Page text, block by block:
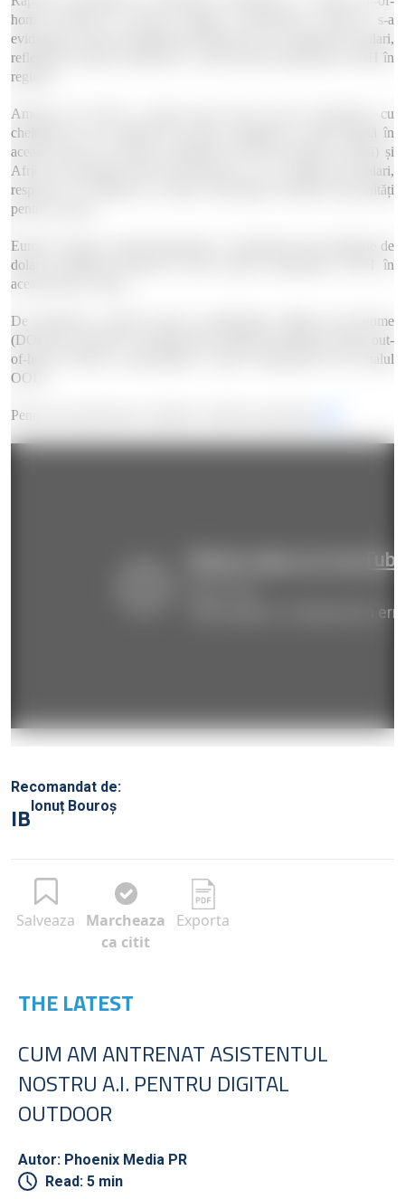
home (OOH) în diverse regiuni. Asia-Pacific (APAC) s-a
evidențiat ca lider, înregistrând cheltuieli de 16,2 miliarde de dolari,
reflectând creșterea puternică a cererii pentru publicitatea OOH în
regiune.
America de Nord a ocupat locul doi în acest clasament, cu
cheltuieli de 9,1 miliarde de dolari, subliniind o piață stabilă în
această zonă. În contrast, regiunile LATAM (America Latină) și
Africa au înregistrat cifre mai modeste, cu 1,2 miliarde de dolari,
respectiv 0,7 miliarde de dolari, deschizând totodată oportunități
pentru creștere.
Europa a rămas o piață importantă, cu cheltuieli de 8,9 miliarde de
dolari, subliniind interesul crescut pentru publicitatea OOH în
această parte a lumii.
De asemenea, raportul arată că publicitatea digital out-of-home
(DOOH) a devenit o componentă esențială în industria media out-
of-home (OOH), reprezentând o parte semnificativă din totalul
OOH.
Pentru mai multe date și statistici verifică documentul
Recomandat de:
IBIonuț Bouroș
Salveaza
Marcheaza
ca citit
Exporta
THE LATEST
CUM AM ANTRENAT ASISTENTUL
NOSTRU A.I. PENTRU DIGITAL
OUTDOOR
Autor: Phoenix Media PR
Read: 5 min